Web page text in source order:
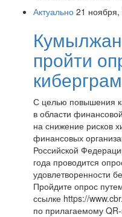
Актуально 21 ноября,
пройти
С целью повышения
в области
на снижение рисков
финансовых
Российской
года проводится
удовлетворенности
Пройдите опрос
ссылке https://
по прилагаемому QR-